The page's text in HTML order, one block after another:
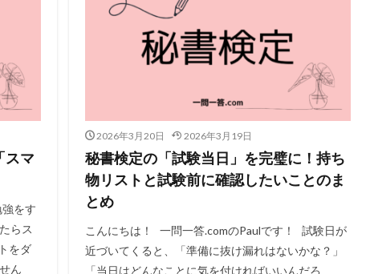
スマ
をす
らス
をダ
ん
2026年3月20日 2026年3月19日
秘書検定の「試験当日」を完璧に！持ち
物リストと試験前に確認したいことのま
とめ
こんにちは！ 一問一答.comのPaulです！ 試験日が
近づいてくると、「準備に抜け漏れはないかな？」
「当日はどんなことに気を付ければいいんだろ